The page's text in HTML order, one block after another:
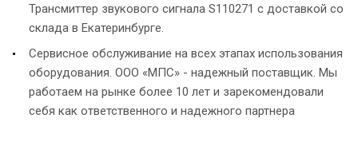
Трансмиттер звукового сигнала S110271 с доставкой со
склада в Екатеринбурге.
Сервисное обслуживание на всех этапах использования
оборудования. ООО «МПС» - надежный поставщик. Мы
работаем на рынке более 10 лет и зарекомендовали
себя как ответственного и надежного партнера